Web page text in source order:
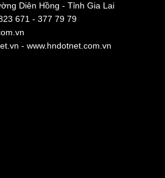
Diên Hồng - Tỉnh Gia Lai
671 - 377 79 79
- www.hndotnet.com.vn